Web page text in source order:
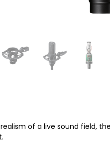
of a live sound field,